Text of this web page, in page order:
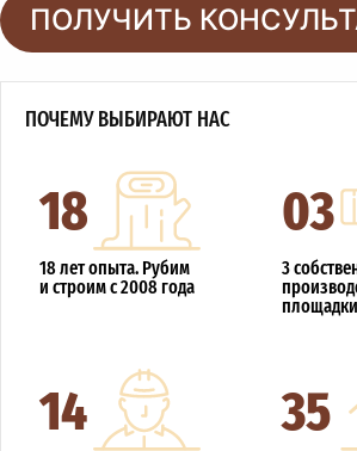
ПОЛУЧИТЬ
ПОЧЕМУ ВЫБИРАЮТ НАС
18
18 лет опыта. Рубим
и строим с 2008 года
03
3
площадки
14 35